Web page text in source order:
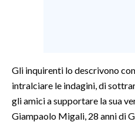
SPETTACOLI
Gli inquirenti lo descrivono
intralciare le indagini, di
gli amici a supportare la sua
Giampaolo Migali, 28 anni di